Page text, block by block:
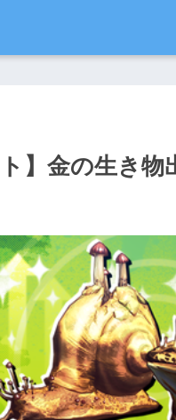
】金の生き物